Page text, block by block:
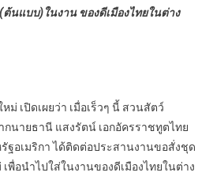
ต้นแบบ)ในงาน ของดีเมืองไทยในต่าง
ม่ เปิดเผยว่า เมื่อเร็วๆ นี้ สวนสัตว์
กนายธานี แสงรัตน์ เอกอัครราชทูตไทย
ฐอเมริกา ได้ติดต่อประสานงานขอสั่งชุด
พื่อนำไปใส่ในงานของดีเมืองไทยในต่าง